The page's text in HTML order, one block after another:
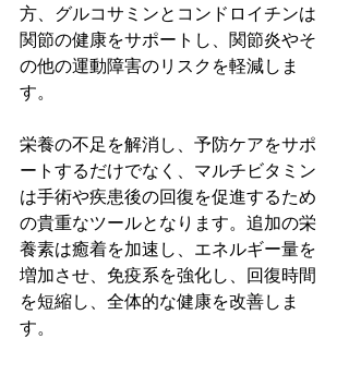
方、グルコサミンとコンドロイチンは
関節の健康をサポートし、関節炎やそ
の他の運動障害のリスクを軽減しま
す。
栄養の不足を解消し、予防ケアをサポ
ートするだけでなく、マルチビタミン
は手術や疾患後の回復を促進するため
の貴重なツールとなります。追加の栄
養素は癒着を加速し、エネルギー量を
増加させ、免疫系を強化し、回復時間
を短縮し、全体的な健康を改善しま
す。